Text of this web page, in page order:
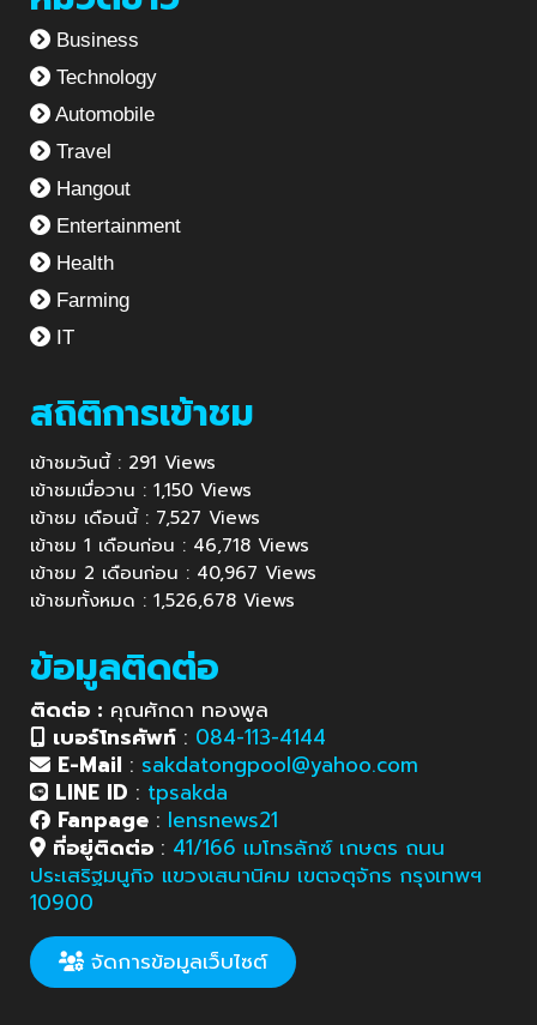
Business
Technology
Automobile
Travel
Hangout
Entertainment
Health
Farming
IT
สถิติการเข้าชม
เข้าชมวันนี้ : 291 Views
เข้าชมเมื่อวาน : 1,150 Views
เข้าชม เดือนนี้ : 7,527 Views
เข้าชม 1 เดือนก่อน : 46,718 Views
เข้าชม 2 เดือนก่อน : 40,967 Views
เข้าชมทั้งหมด : 1,526,678 Views
ข้อมูลติดต่อ
ติดต่อ : คุณศักดา ทองพูล
เบอร์โทรศัพท์ : 084-113-4144
E-Mail : sakdatongpool@yahoo.com
LINE ID : tpsakda
Fanpage : lensnews21
ที่อยู่ติดต่อ : 41/166 เมโทรลักซ์ เกษตร ถนน
ประเสริฐมนูกิจ แขวงเสนานิคม เขตจตุจักร กรุงเทพฯ
10900
จัดการข้อมูลเว็บไซต์